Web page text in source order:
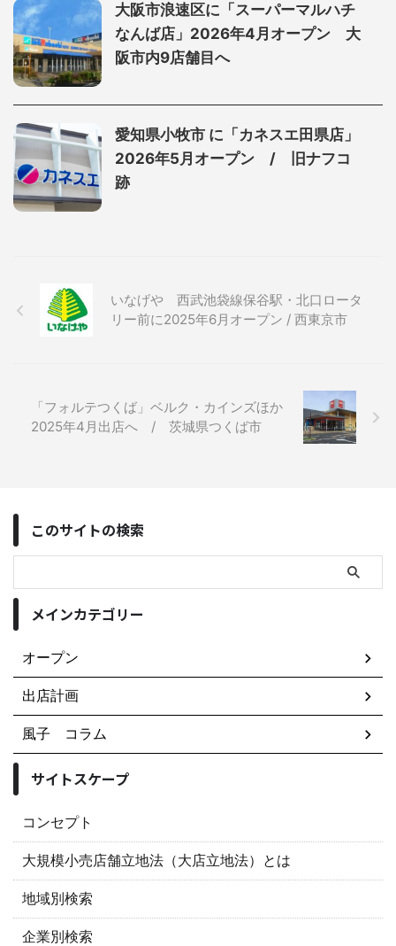
大阪市浪速区に「スーパーマルハチ
なんば店」2026年4月オープン 大
阪市内9店舗目へ
愛知県小牧市 に「カネスエ田県店」
2026年5月オープン / 旧ナフコ
跡
いなげや 西武池袋線保谷駅・北口ロータ
リー前に2025年6月オープン / 西東京市
「フォルテつくば」ベルク・カインズほか
2025年4月出店へ / 茨城県つくば市
このサイトの検索
メインカテゴリー
オープン
出店計画
風子 コラム
サイトスケープ
コンセプト
大規模小売店舗立地法（大店立地法）とは
地域別検索
企業別検索